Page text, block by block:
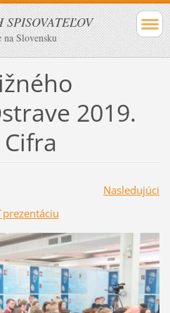
SPISOVATEĽOV
na Slovensku
2019.
Nasledujúci